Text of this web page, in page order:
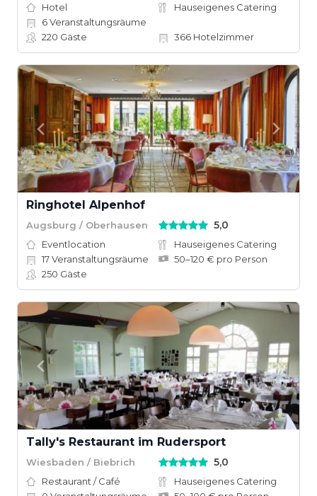
Hotel
Hauseigenes Catering
6Veranstaltungsräume
220 Gäste 366 Hotelzimmer
Ringhotel Alpenhof
Augsburg / Oberhausen 5,0
Eventlocation
Hauseigenes Catering
17Veranstaltungsräume
50–120 € pro Person
250 Gäste
Tally's Restaurant im Rudersport
Wiesbaden / Biebrich 5,0
Restaurant / Café
Hauseigenes Catering